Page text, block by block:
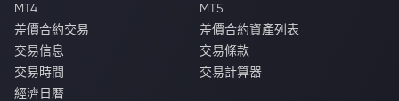
MT4
MT5
差價合約交易
差價合約資產列表
交易信息
交易條款
交易時間
交易計算器
經濟日曆